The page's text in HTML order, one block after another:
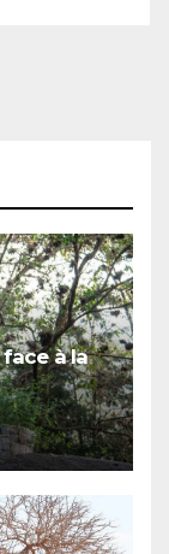
à la